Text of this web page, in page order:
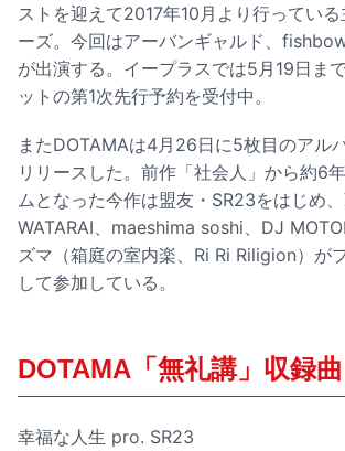
ストを迎えて2017年10月より行っている
ーズ。今回はアーバンギャルド、
が出演する。イープラスでは5月19日ま
ットの第1次先行予約を受付中。
またDOTAMAは4月26日に5枚目のアル
リリースした。前作「社会人」から約6
ムとなった今作は盟友・SR23をはじめ
WATARAI、maeshima soshi、DJ
ズマ（箱庭の室内楽、Ri Ri Riligion）が
して参加している。
DOTAMA「無礼講」収録曲
幸福な人生 pro. SR23